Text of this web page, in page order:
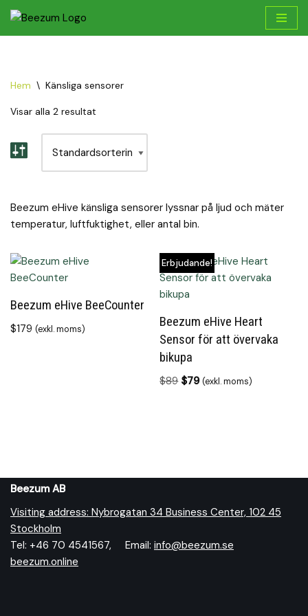
Hoppa
Hem \ Känsliga sensorer
Visar alla 2 resultat
Beezum eHive känsliga sensorer lyssnar på ljud och mäter
temperatur, luftfuktighet, eller antal bin.
Beezum eHive BeeCounter
$179 (exkl. moms)
Erbjudande!
Beezum eHive Heart
Sensor för att övervaka
bikupa
$89 $79 (exkl. moms)
Beezum AB
Visiting address: Nybrogatan 34 Business Center, 102 45
Stockholm
Tel: +46 70 4541567, Email: info@beezum.se
beezum.online